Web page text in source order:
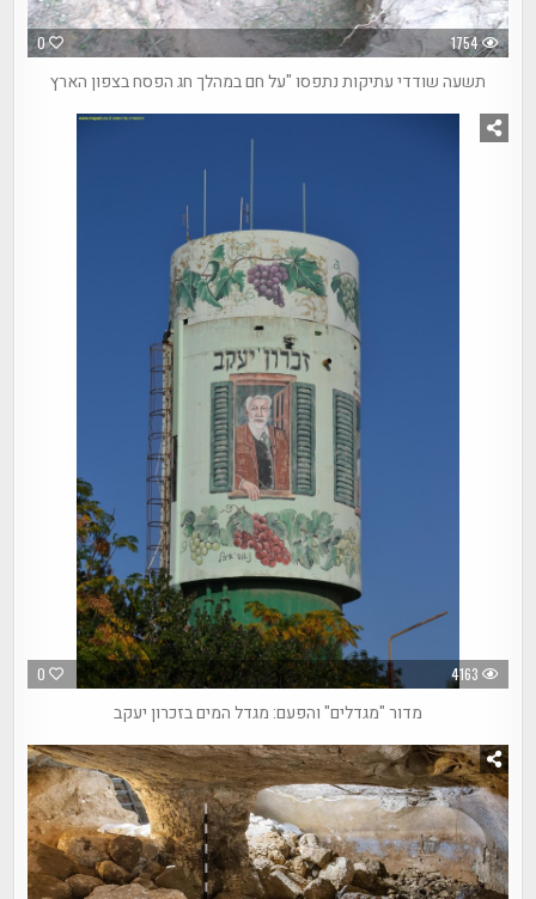
0 1754
תשעה שודדי עתיקות נתפסו "על חם במהלך חג הפסח בצפון הארץ
0 4163
מדור "מגדלים" והפעם: מגדל המים בזכרון יעקב